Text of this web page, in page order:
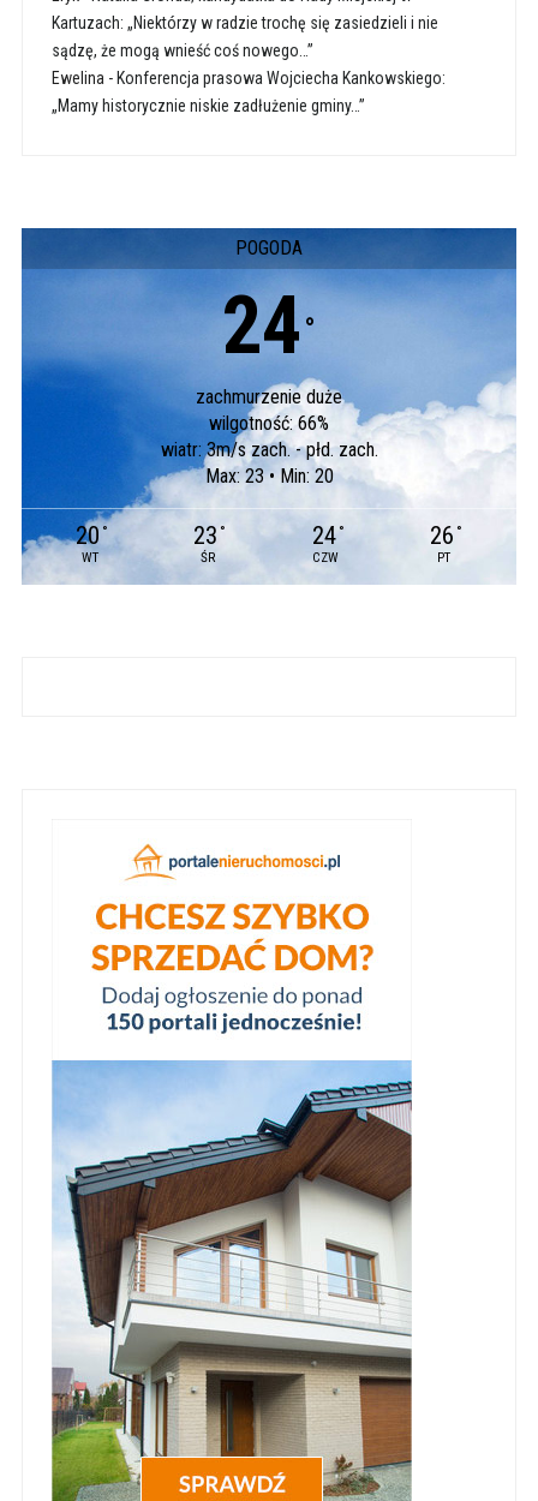
Kartuzach: „Niektórzy w radzie trochę się zasiedzieli i nie
sądzę, że mogą wnieść coś nowego…”
Ewelina - Konferencja prasowa Wojciecha Kankowskiego:
„Mamy historycznie niskie zadłużenie gminy…”
POGODA
24 °
zachmurzenie duże
wilgotność: 66%
wiatr: 3m/s zach. - płd. zach.
Max: 23 • Min: 20
20 °
WT
23 °
ŚR
24 °
CZW
26 °
PT